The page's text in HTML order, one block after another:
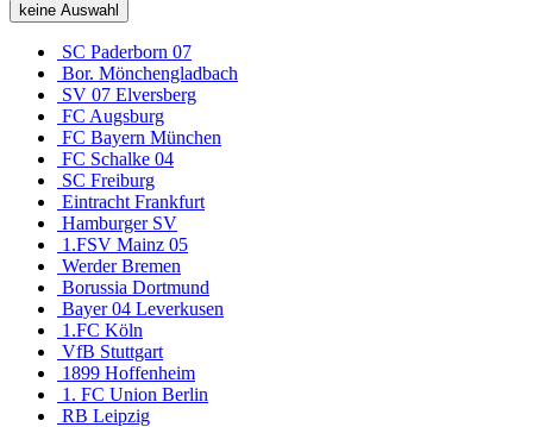
keine Auswahl
SC Paderborn 07
Bor. Mönchengladbach
SV 07 Elversberg
FC Augsburg
FC Bayern München
FC Schalke 04
SC Freiburg
Eintracht Frankfurt
Hamburger SV
1.FSV Mainz 05
Werder Bremen
Borussia Dortmund
Bayer 04 Leverkusen
1.FC Köln
VfB Stuttgart
1899 Hoffenheim
1. FC Union Berlin
RB Leipzig